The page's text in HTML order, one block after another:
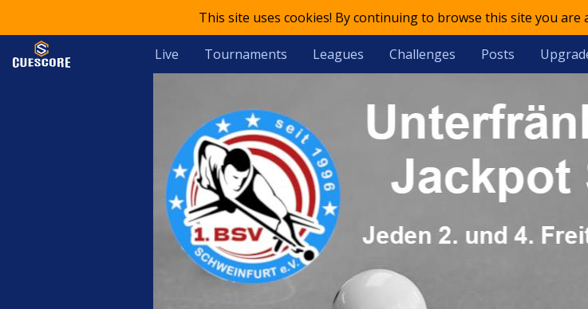
This site uses cookies! By continuing to browse this site you
Live Tournaments Leagues Challenges Posts